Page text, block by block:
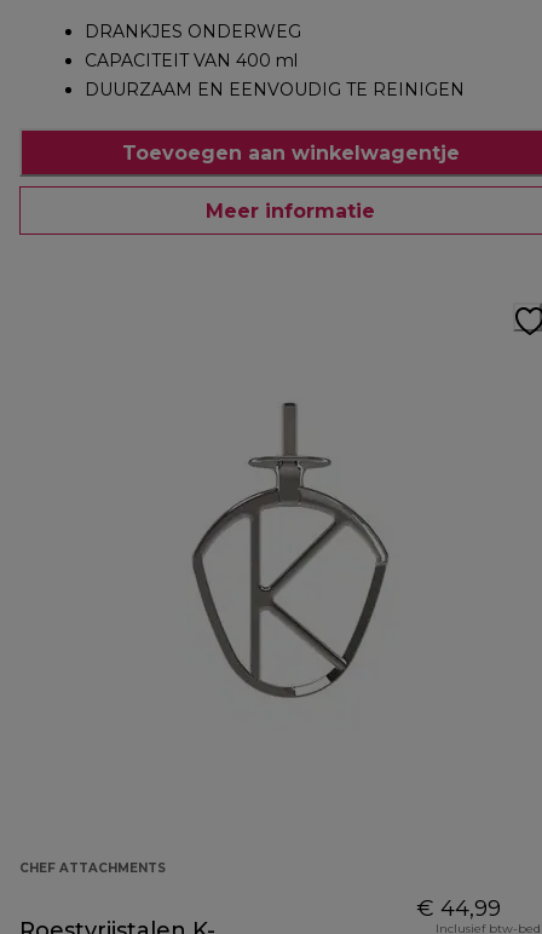
DRANKJES ONDERWEG
CAPACITEIT VAN 400 ml
DUURZAAM EN EENVOUDIG TE REINIGEN
Toevoegen aan winkelwagentje
Meer informatie
CHEF ATTACHMENTS
€ 44,99
Inclusief btw-